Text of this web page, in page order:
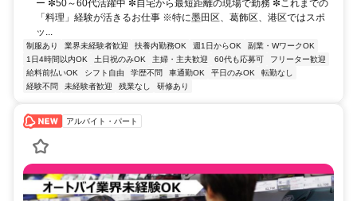
ー ✼50～60代活躍中 ✼自宅から最短距離の現場で勤務 ✼これまでの
「料理」経験が活きるお仕事 ※特に墨田区、葛飾区、港区ではスポ
ッ...
制服あり 業界未経験者歓迎 扶養内勤務OK 週1日からOK
副業・WワークOK
1日4時間以内OK
土日祝のみOK 主婦・主夫歓迎 60代も応募可
フリーター歓迎
給料前払いOK
シフト自由 学歴不問 車通勤OK 平日のみOK
転勤なし
経験不問
未経験者歓迎 残業なし 研修あり
アルバイト・パート